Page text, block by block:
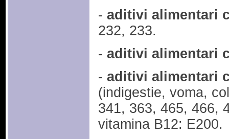
- aditivi alimentari
232, 233.
- aditivi alimentari
- aditivi alimentari
(indigestie, voma,
341, 363, 465, 466,
vitamina B12: E200.